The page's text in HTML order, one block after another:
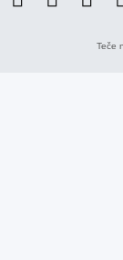
Teče